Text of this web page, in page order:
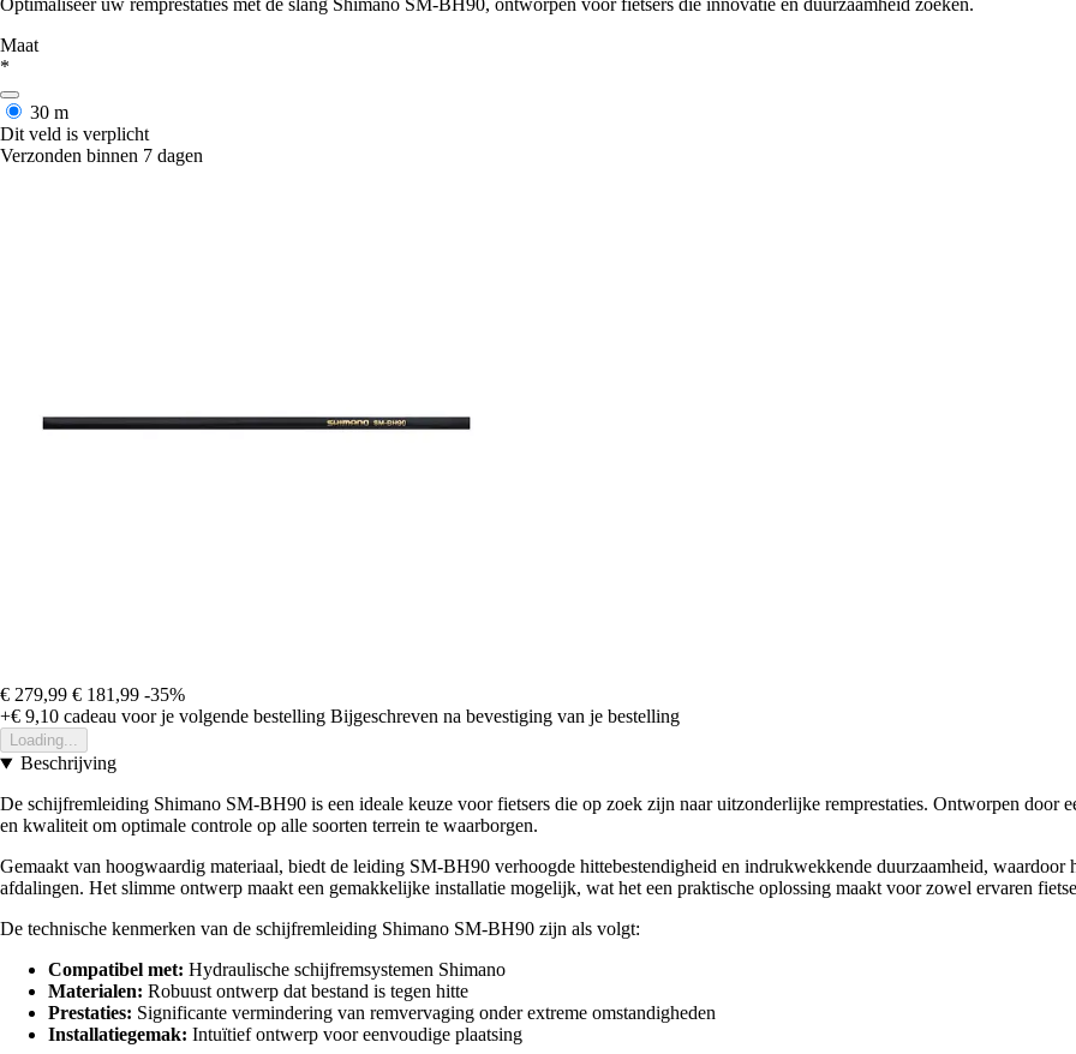
Optimaliseer uw remprestaties met de slang Shimano SM-BH90, ontworpen voor fietsers die innovatie en duurzaamheid zoeken.
Maat
*
30 m
Dit veld is verplicht
Verzonden binnen 7 dagen
€ 279,99 € 181,99 -35%
+€ 9,10 cadeau voor je volgende bestelling Bijgeschreven na bevestiging van je bestelling
Loading...
Beschrijving
De schijfremleiding Shimano SM-BH90 is een ideale keuze voor fietsers die op zoek zijn naar uitzonderlijke remprestaties. Ontworpen door
en kwaliteit om optimale controle op alle soorten terrein te waarborgen.
Gemaakt van hoogwaardig materiaal, biedt de leiding SM-BH90 verhoogde hittebestendigheid en indrukwekkende duurzaamheid, waardoor
afdalingen. Het slimme ontwerp maakt een gemakkelijke installatie mogelijk, wat het een praktische oplossing maakt voor zowel ervaren
De technische kenmerken van de schijfremleiding Shimano SM-BH90 zijn als volgt:
Compatibel met: Hydraulische schijfremsystemen Shimano
Materialen: Robuust ontwerp dat bestand is tegen hitte
Prestaties: Significante vermindering van remvervaging onder extreme omstandigheden
Installatiegemak: Intuïtief ontwerp voor eenvoudige plaatsing